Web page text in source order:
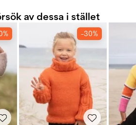
av dessa i stället
-30%